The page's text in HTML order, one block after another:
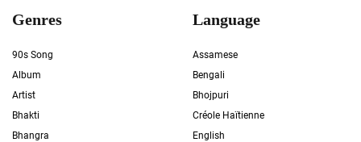
Genres
90s Song
Album
Artist
Bhakti
Bhangra
Language
Assamese
Bengali
Bhojpuri
Créole Haïtienne
English